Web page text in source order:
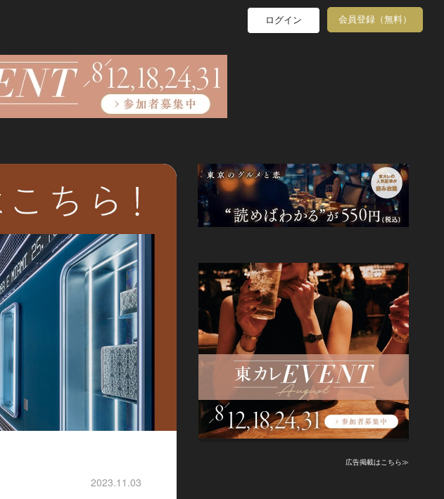
ログイン 会員登録（無料）
2023.11.03
広告掲載はこちら≫